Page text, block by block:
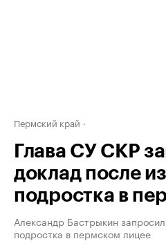
Пермский край
Глава СУ СКР
доклад после
подростка в
Александр Бастрыкин
подростка в пермском лицее